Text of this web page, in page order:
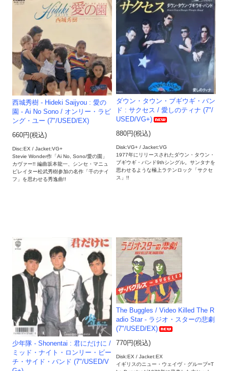
西城秀樹 - Hideki Saijyou : 愛の
園 - Ai No Sono / オンリー・ラビ
ング・ユー (7"/USED/EX)
660円(税込)
Disc:EX / Jacket:VG+
Stevie Wonder作「Ai No, Sono/愛の園」
カヴァー!! 編曲坂本龍一、シンセ・マニュ
ピレイター松武秀樹参加の名作「千のナイ
フ」を思わせる秀逸曲!!
ダウン・タウン・ブギウギ・バン
ド : サクセス / 愛しのティナ (7"/
USED/VG+)
880円(税込)
Disk:VG+ / Jacket:VG
1977年にリリースされたダウン・タウン・
ブギウギ・バンド9thシングル。サンタナを
思わせるような極上ラテンロック「サクセ
ス」!!
少年隊 - Shonentai : 君にだけに /
ミッド・ナイト・ロンリー・ビー
チ・サイド・バンド (7"/USED/V
The Buggles / Video Killed The R
adio Star - ラジオ・スターの悲劇
(7"/USED/EX)
770円(税込)
Disk:EX / Jacket:EX
イギリスのニュー・ウェイヴ・グループ=T